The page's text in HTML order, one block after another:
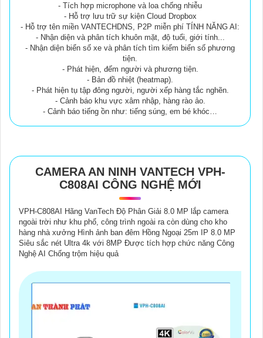
- Tích hợp microphone và loa chống nhiễu
- Hỗ trợ lưu trữ sự kiện Cloud Dropbox
- Hỗ trợ tên miền VANTECHDNS, P2P miễn phí TÍNH NĂNG AI:
- Nhận diện và phân tích khuôn mặt, độ tuổi, giới tính...
- Nhận diện biển số xe và phân tích tìm kiếm biển số phương
tiện.
- Phát hiện, đếm người và phương tiện.
- Bản đồ nhiệt (heatmap).
- Phát hiện tụ tập đông người, người xếp hàng tắc nghẽn.
- Cảnh báo khu vực xâm nhập, hàng rào ảo.
- Cảnh báo tiếng ồn như: tiếng súng, em bé khóc…
CAMERA AN NINH VANTECH VPH-
C808AI CÔNG NGHỆ MỚI
VPH-C808AI Hãng VanTech Độ Phân Giải 8.0 MP lắp camera
ngoài trời như khu phố, công trình ngoài ra còn dùng cho kho
hàng nhà xưởng Hình ảnh ban đêm Hồng Ngoại 25m IP 8.0 MP
Siêu sắc nét Ultra 4k với 8MP Được tích hợp chức năng Công
Nghệ AI Chống trộm hiệu quả